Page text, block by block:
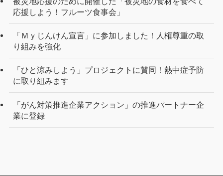
応援しよう！フルーツ食事会」
「Ｍｙじんけん宣言」に参加しました！人権尊重の取
り組みを強化
「ひと涼みしよう」プロジェクトに賛同！熱中症予防
に取り組みます
「がん対策推進企業アクション」の推進パートナー企
業に登録